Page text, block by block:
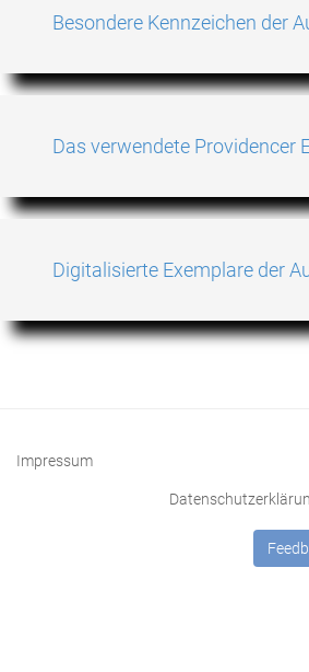
Besondere Kennzeichen der
Das verwendete Providencer
Digitalisierte Exemplare der
Impressum